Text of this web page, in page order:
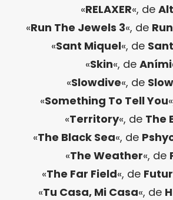
«RELAXER«, de
«Run The Jewels 3«, de
«Sant Miquel«, de
«Skin«, de
«Slowdive«, de
«Something To Tell You
«Territory«, de The
«The Black Sea«, de
«The Weather«, de
«The Far Field«, de
«Tu Casa, Mi Casa«, de